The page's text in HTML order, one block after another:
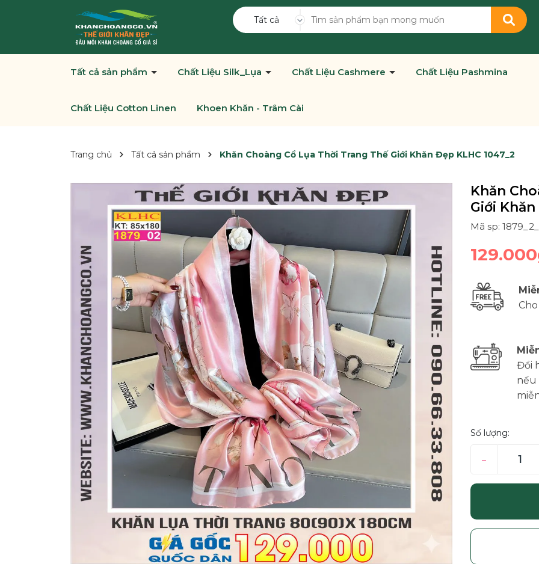
Tất cả
Tất cả sản phẩm Chất Liệu Silk_Lụa Chất Liệu Cashmere Chất Liệu Pashmina
Chất Liệu Cotton Linen Khoen Khăn - Trâm Cài
Trang chủ Tất cả sản phẩm Khăn Choàng Cổ Lụa Thời Trang Thế Giới Khăn Đẹp KLHC 1047_2
Khăn
Giới
Mã sp:
Đổi
nếu
Số lượng:
–